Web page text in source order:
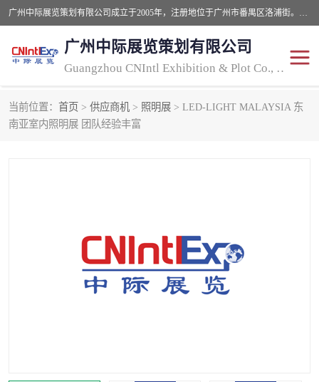
广州中际展览策划有限公司成立于2005年，注册地位于广州市番禺区洛浦街。经营范围包括会议及展览服务，大型活动组织策划服务，展台设计服务，广告业等；主要从事国外广告、标识、印花、LED、照明、光电、灯光、音响、视听、电子展览会等，展位预定-展品运输-签证-行程安排-补贴一站式服务。
广州中际展览策划有限公司
Guangzhou CNIntl Exhibition & Plot Co., Ltd.
当前位置： 首页 > 供应商机 > 照明展 > LED-LIGHT MALAYSIA 东
南亚室内照明展 团队经验丰富
2025年国外照明展
展